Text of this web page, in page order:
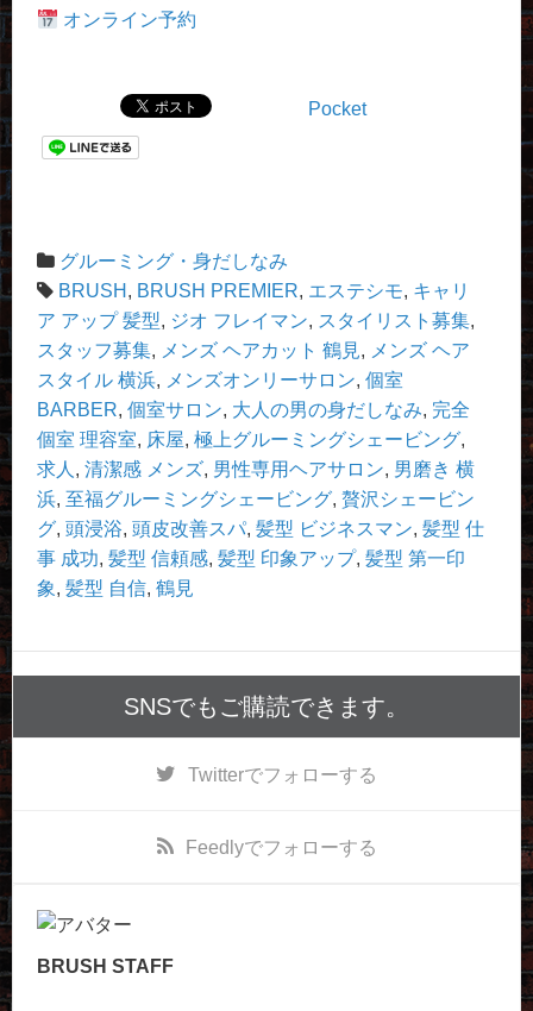
オンライン予約
Pocket
グルーミング・身だしなみ
BRUSH , BRUSH PREMIER, エステシモ, キャリ
ア アップ 髪型, ジオ フレイマン, スタイリスト募集,
スタッフ募集, メンズ ヘアカット 鶴見, メンズ ヘア
スタイル 横浜, メンズオンリーサロン, 個室
BARBER, 個室サロン, 大人の男の身だしなみ, 完全
個室 理容室, 床屋, 極上グルーミングシェービング,
求人 , 清潔感 メンズ, 男性専用ヘアサロン, 男磨き 横
浜, 至福グルーミングシェービング, 贅沢シェービン
グ, 頭浸浴, 頭皮改善スパ, 髪型 ビジネスマン, 髪型 仕
事 成功, 髪型 信頼感, 髪型 印象アップ, 髪型 第一印
象, 髪型 自信, 鶴見
SNSでもご購読できます。
Twitterでフォローする
Feedlyでフォローする
BRUSH STAFF